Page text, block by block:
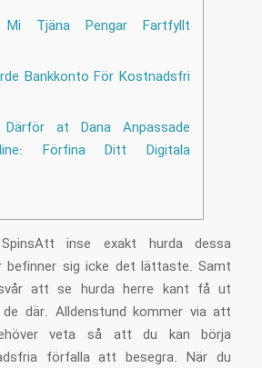
Tjäna Pengar Fartfyllt
Bankkonto För Kostnadsfri
Därför at Dana Anpassade
Förfina Ditt Digitala
inse exakt hurda dessa
befinner sig icke det lättaste. Samt
att se hurda herre kant få ut
där. Alldenstund kommer via att
veta så att du kan börja
förfalla att besegra. När du